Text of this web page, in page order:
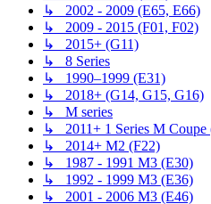
↳ 2002 - 2009 (E65, E66)
↳ 2009 - 2015 (F01, F02)
↳ 2015+ (G11)
↳ 8 Series
↳ 1990–1999 (E31)
↳ 2018+ (G14, G15, G16)
↳ M series
↳ 2011+ 1 Series M Coupe
↳ 2014+ M2 (F22)
↳ 1987 - 1991 M3 (E30)
↳ 1992 - 1999 M3 (E36)
↳ 2001 - 2006 M3 (E46)